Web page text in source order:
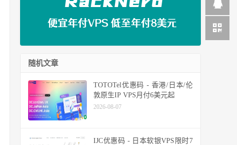
随机文章
TOTOTel优惠码 - 香港/日本/伦
敦原生IP VPS月付6美元起
2026-08-07
IJC优惠码 - 日本软银VPS限时7